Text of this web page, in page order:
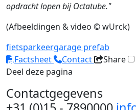
opdracht lopen bij Octatube."
(Afbeeldingen & video © wUrck)
fietsparkeergarage prefab
Factsheet
Contact
Share
Deel deze pagina
Contactgegevens